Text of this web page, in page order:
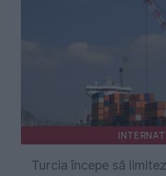
Turcia începe să